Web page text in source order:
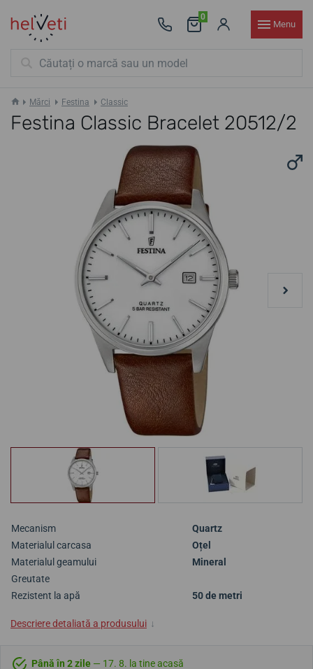
0
Menu
Mărci Festina Classic
Festina Classic Bracelet 20512/2
Mecanism
Quartz
Materialul carcasa
Oțel
Materialul geamului
Mineral
Greutate
Rezistent la apă
50 de metri
Descriere detaliată a produsului ↓
Până în 2 zile — 17. 8. la tine acasă